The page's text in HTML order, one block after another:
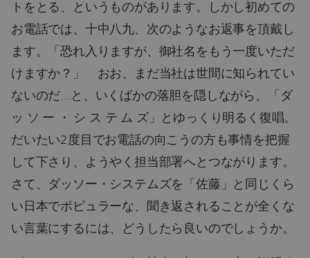
トをとる、というものがあります。しかし初めての
お電話では、十中八九、次のようなお返事を頂戴し
ます。「恐れ入りますが、御社名をもう一度いただ
けますか？」 おお、まだ当社は世間に知られてい
ないのだ…と、いくばかの落胆を隠しながら、「ダ
ッ ソ ー ・ シ ス テ ム ズ」とゆっくり明るく復唱。
だいたい2度目でお電話の向こうの方も事情を把握
して下さり、ようやく担当部署へとつながります。
さて、ダッソー・システムズを「佐藤」と同じくら
い日本でポピュラーな、聞き返されることが全くな
い言葉にするには、どうしたら良いのでしょうか。